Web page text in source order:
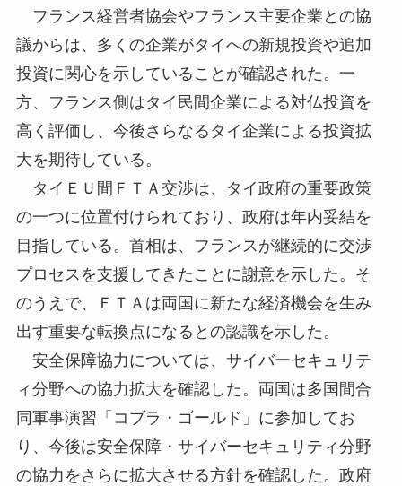
フランス経営者協会やフランス主要企業との協
議からは、多くの企業がタイへの新規投資や追加
投資に関心を示していることが確認された。一
方、フランス側はタイ民間企業による対仏投資を
高く評価し、今後さらなるタイ企業による投資拡
大を期待している。
タイＥＵ間ＦＴＡ交渉は、タイ政府の重要政策
の一つに位置付けられており、政府は年内妥結を
目指している。首相は、フランスが継続的に交渉
プロセスを支援してきたことに謝意を示した。そ
のうえで、ＦＴＡは両国に新たな経済機会を生み
出す重要な転換点になるとの認識を示した。
安全保障協力については、サイバーセキュリテ
ィ分野への協力拡大を確認した。両国は多国間合
同軍事演習「コブラ・ゴールド」に参加してお
り、今後は安全保障・サイバーセキュリティ分野
の協力をさらに拡大させる方針を確認した。政府